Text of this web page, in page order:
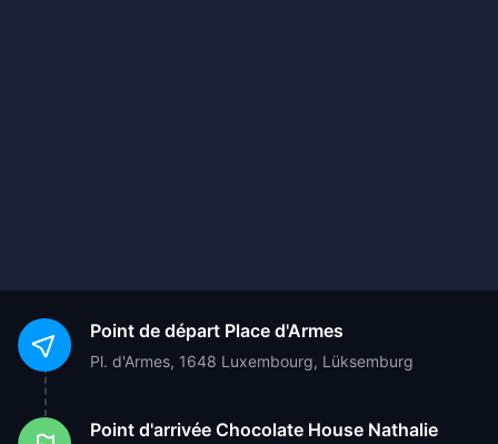
Point de départ Place d'Armes
Pl. d'Armes, 1648 Luxembourg, Lüksemburg
Point d'arrivée Chocolate House Nathalie